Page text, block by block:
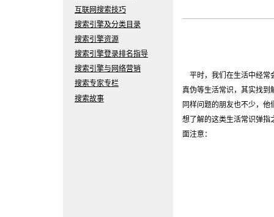
互联网搜索技巧
搜索引擎及分类目录
搜索引擎资源
搜索引擎登录排名指导
搜索引擎与网络营销
搜索专家专栏
搜索故事
平时，我们在生活中经常
真伪等生活常识，其实找到
同样问题的朋友也不少，
想了解的这类生活常识弹指
面注意：